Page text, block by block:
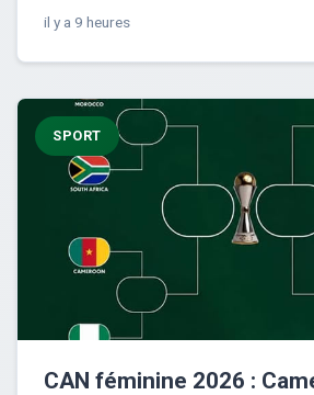
il y a 9 heures
SPORT
CAN féminine 2026 :